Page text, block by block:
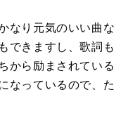
なり元気のいい曲な
できますし、歌詞も
から励まされている
なっているので、た